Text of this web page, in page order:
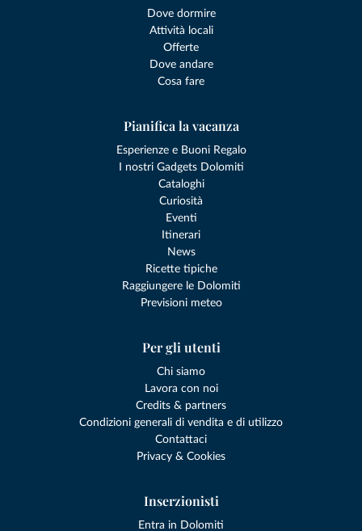
Dove dormire
Attività locali
Offerte
Dove andare
Cosa fare
Pianifica la vacanza
Esperienze e Buoni Regalo
I nostri Gadgets Dolomiti
Cataloghi
Curiosità
Eventi
Itinerari
News
Ricette tipiche
Raggiungere le Dolomiti
Previsioni meteo
Per gli utenti
Chi siamo
Lavora con noi
Credits & partners
Condizioni generali di vendita e di utilizzo
Contattaci
Privacy & Cookies
Inserzionisti
Entra in Dolomiti